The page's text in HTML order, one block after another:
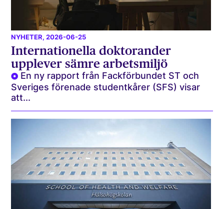
NYHETER, 2026-06-25
Internationella doktorander
upplever sämre arbetsmiljö
En ny rapport från Fackförbundet ST och
Sveriges förenade studentkårer (SFS) visar
att...